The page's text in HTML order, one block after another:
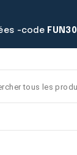
-code FUN30